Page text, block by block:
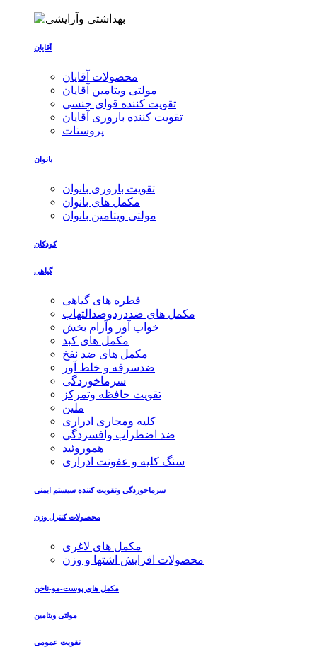
آقایان
محصولات آقایان
مولتی ویتامین آقایان
تقویت کننده قوای جنسی
تقویت کننده باروری آقایان
پروستات
بانوان
تقویت باروری بانوان
مکمل های بانوان
مولتی ویتامین بانوان
کودکان
گیاهی
قطره های گیاهی
مکمل های ضددردوضدالتهاب
خواب آور وآرام بخش
مکمل های کبد
مکمل های ضد نفخ
ضدسرفه و خلط آور
سرماخوردگی
تقویت حافظه وتمرکز
ملین
کلیه ومجاری ادراری
ضد اضطراب وافسردگی
هموروئید
سنگ کلیه و عفونت ادراری
سرماخوردگی وتقویت کننده سیستم ایمنی
محصولات کنترل وزن
مکمل های لاغری
محصولات افزایش اشتها و وزن
مکمل های پوست-مو-ناخن
مولتی ویتامین
تقویت عمومی